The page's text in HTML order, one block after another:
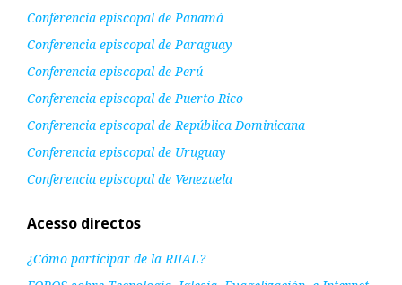
Conferencia episcopal de Panamá
Conferencia episcopal de Paraguay
Conferencia episcopal de Perú
Conferencia episcopal de Puerto Rico
Conferencia episcopal de República Dominicana
Conferencia episcopal de Uruguay
Conferencia episcopal de Venezuela
Acesso directos
¿Cómo participar de la RIIAL?